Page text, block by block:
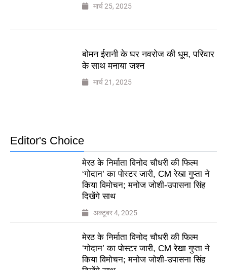
मार्च 25, 2025
बोमन ईरानी के घर नवरोज की धूम, परिवार
के साथ मनाया जश्न
मार्च 21, 2025
Editor's Choice
मेरठ के निर्माता विनोद चौधरी की फिल्म
‘गोदान’ का पोस्टर जारी, CM रेखा गुप्ता ने
किया विमोचन; मनोज जोशी-उपासना सिंह
दिखेंगे साथ
अक्टूबर 4, 2025
मेरठ के निर्माता विनोद चौधरी की फिल्म
‘गोदान’ का पोस्टर जारी, CM रेखा गुप्ता ने
किया विमोचन; मनोज जोशी-उपासना सिंह